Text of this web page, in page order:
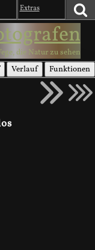
Extras
die Natur zu sehen
Verlauf Funktionen